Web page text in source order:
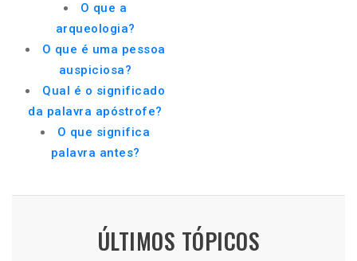
O que a
arqueologia?
O que é uma pessoa
auspiciosa?
Qual é o significado
da palavra apóstrofe?
O que significa
palavra antes?
ÚLTIMOS TÓPICOS